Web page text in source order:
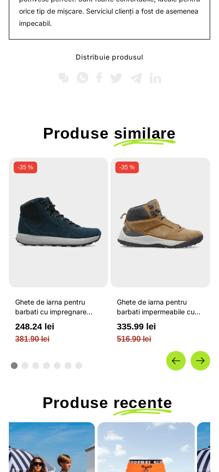
orice tip de mișcare. Serviciul clienți a fost de asemenea
impecabil.
Distribuie produsul
Produse similare
-35 %
Ghete de iarna pentru
barbati cu impregnare
hidrofoba rezistente la
zapada / 4F
381.90 lei
248.24 lei
-35 %
Ghete de iarna pentru
barbati impermeabile cu
protectie sporita impotriva
umezelii / 4F
516.90 lei
335.99 lei
Produse recente